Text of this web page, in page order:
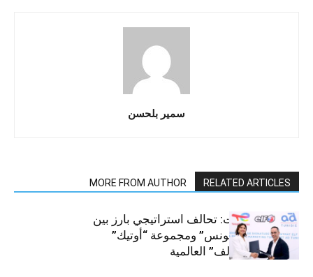
سمير بلحسن
RELATED ARTICLES
MORE FROM AUTHOR
قطاع السيارات: تحالف استراتيجي بارز بين
“توتال إنرجيز تونس” ومجموعة “أوتيك”
لتوزيع زيوت “إلف” العالمية